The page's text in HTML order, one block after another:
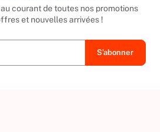
courant de toutes nos promotions
et nouvelles arrivées !